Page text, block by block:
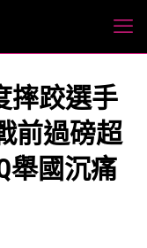
摔跤選手
前過磅超
舉國沉痛